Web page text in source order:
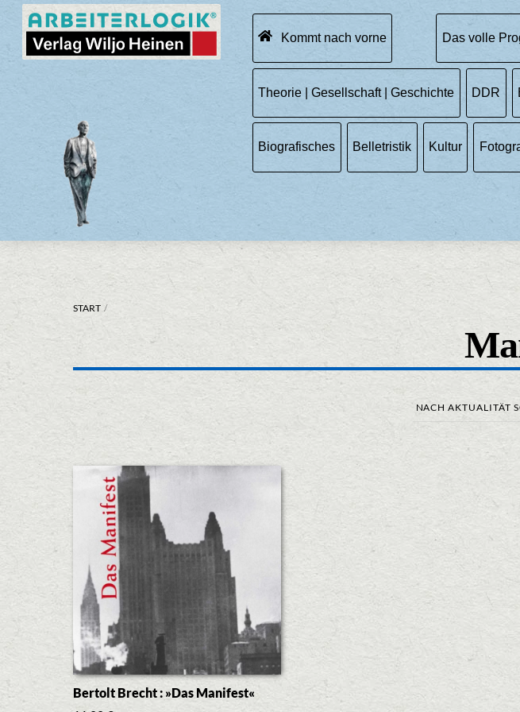
content
Menu
Kommt nach vorne Das volle
Theorie | Gesellschaft | Geschichte DDR
Biografisches Belletristik Kultur
START
Bertolt Brecht : »Das Manifest«